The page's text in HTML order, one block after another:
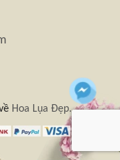
Hoa Lụa Đẹp.